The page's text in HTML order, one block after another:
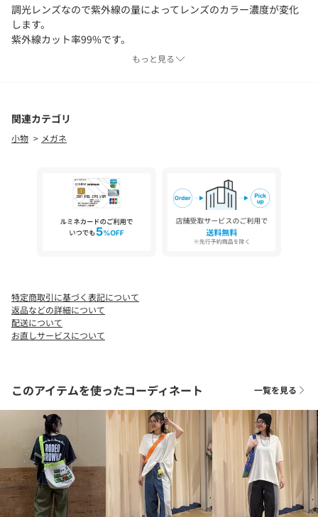
調光レンズなので紫外線の量によってレンズのカラー濃度が変化
します。
紫外線カット率99%です。
※お取り扱い上のご注意
着用、お取り扱いの際は、アテンションタグをご確認ください。
なる場合があります。
※画像の商品は光の照射や角度、お使いのモニター環境により、
実物と色味が異なる場合がございます。
※着用、お取り扱いの際は、アテンションタグをご確認くださ
もっと見る
関連カテゴリ
小物 メガネ
特定商取引に基づく表記について
返品などの詳細について
配送について
お直しサービスについて
このアイテムを使ったコーディネート 一覧を見る